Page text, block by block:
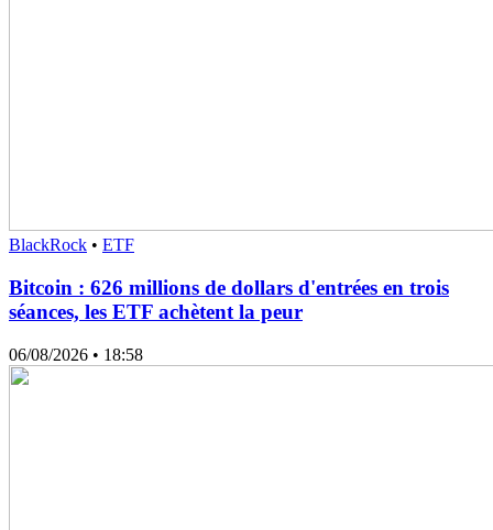
BlackRock • ETF
Bitcoin : 626 millions de dollars d'entrées en trois
séances, les ETF achètent la peur
06/08/2026 • 18:58